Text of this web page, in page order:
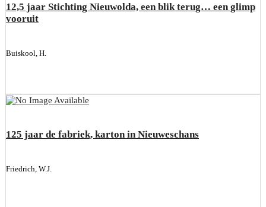
12,5 jaar Stichting Nieuwolda, een blik terug… een glimp
vooruit
Buiskool, H.
125 jaar de fabriek, karton in Nieuweschans
Friedrich, W.J.